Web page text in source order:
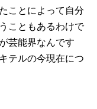
ことによって自分
こともあるわけで
芸能界なんです
テルの今現在につ